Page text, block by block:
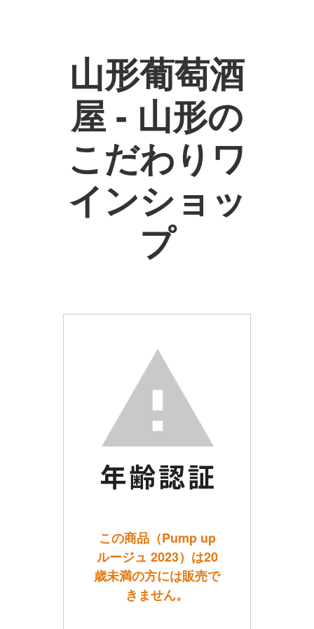
山形葡萄酒
屋 - 山形の
こだわりワ
インショッ
プ
この商品（Pump up
ルージュ 2023）は20
歳未満の方には販売で
きません。